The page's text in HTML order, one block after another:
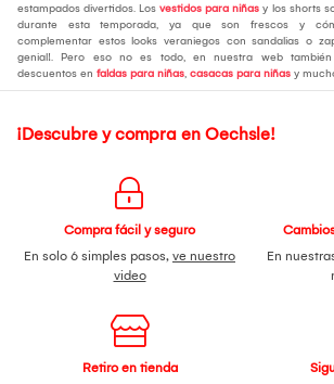
estampados divertidos. Los vestidos para niñas y los shorts
durante esta temporada, ya que son frescos y
complementar estos looks veraniegos con sandalias o
genial!. Pero eso no es todo, en nuestra web
descuentos en faldas para niñas, casacas para niñas y
¡Descubre y compra en Oechsle!
Compra fácil y seguro
En solo 6 simples pasos, ve nuestro
video
En
Retiro en tienda